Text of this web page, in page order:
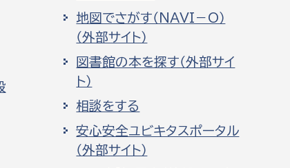
地図でさがす（NAVI－O）
（外部サイト）
図書館の本を探す（外部サイ
ト）
相談をする
安心安全ユビキタスポータル
（外部サイト）